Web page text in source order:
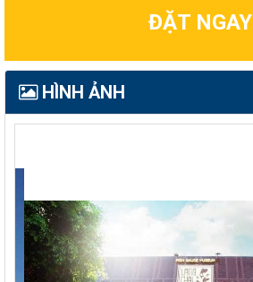
ĐẶT NGAY
HÌNH ẢNH